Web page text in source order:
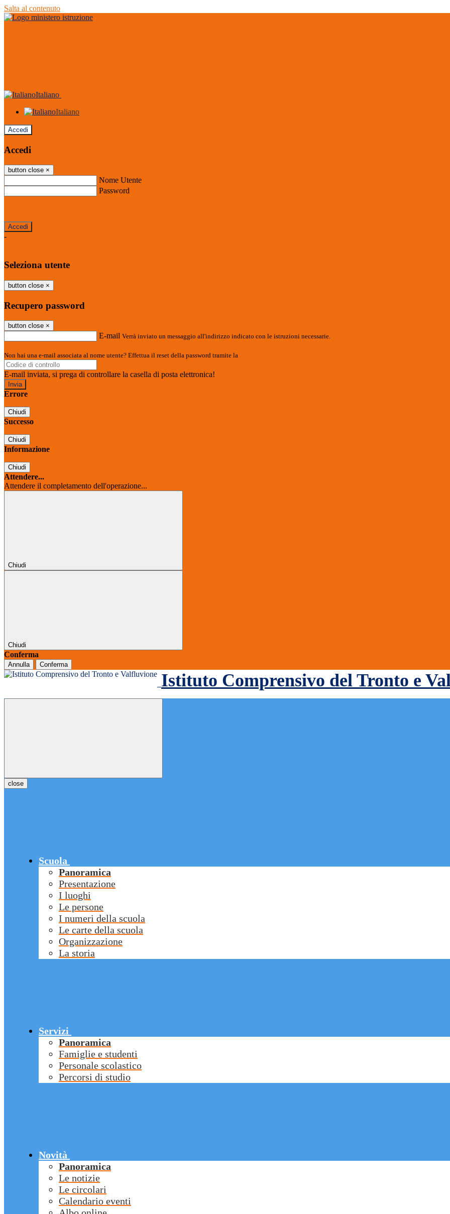
Salta al contenuto
Italiano
Italiano
Accedi
Accedi
button close ×
Nome Utente
Password
-
Seleziona utente
button close ×
Recupero password
button close ×
E-mail Verrà inviato un messaggio all'indirizzo indicato con le istruzioni necessarie.
Non hai una e-mail associata al nome utente? Effettua il reset della password tramite la
E-mail inviata, si prega di controllare la casella di posta elettronica!
Errore
Chiudi
Successo
Chiudi
Informazione
Chiudi
Attendere...
Attendere il completamento dell'operazione...
Chiudi
Chiudi
Conferma
Annulla Conferma
Istituto Comprensivo del Tronto e
close
Scuola
Panoramica
Presentazione
I luoghi
Le persone
I numeri della scuola
Le carte della scuola
Organizzazione
La storia
Servizi
Panoramica
Famiglie e studenti
Personale scolastico
Percorsi di studio
Novità
Panoramica
Le notizie
Le circolari
Calendario eventi